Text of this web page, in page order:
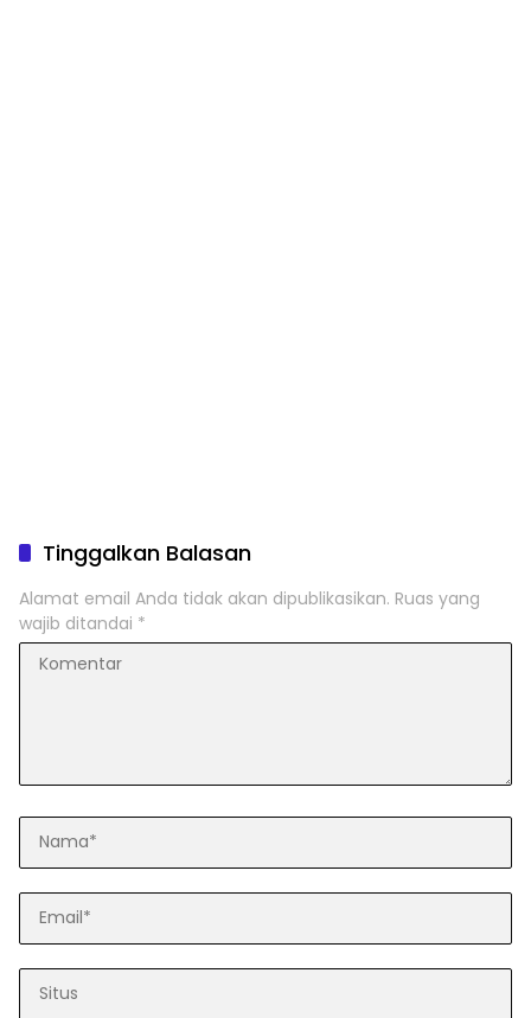
Tinggalkan Balasan
Alamat email Anda tidak akan dipublikasikan. Ruas yang
wajib ditandai *